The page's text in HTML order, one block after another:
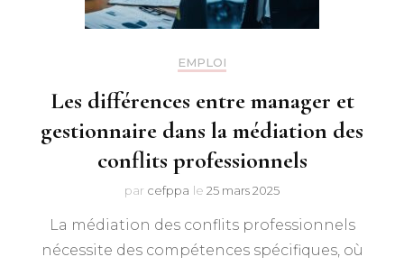
EMPLOI
Les différences entre manager et
gestionnaire dans la médiation des
conflits professionnels
par cefppa le 25 mars 2025
La médiation des conflits professionnels
nécessite des compétences spécifiques, où